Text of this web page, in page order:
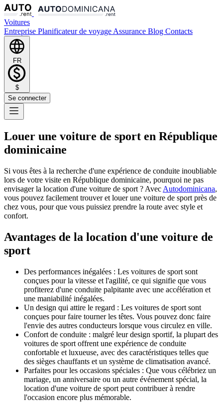
Voitures
Entreprise Planificateur de voyage Assurance Blog Contacts
FR
$
Se connecter
Louer une voiture de sport en République
dominicaine
Si vous êtes à la recherche d'une expérience de conduite inoubliable
lors de votre visite en République dominicaine, pourquoi ne pas
envisager la location d'une voiture de sport ? Avec Autodominicana,
vous pouvez facilement trouver et louer une voiture de sport près de
chez vous, pour que vous puissiez prendre la route avec style et
confort.
Avantages de la location d'une voiture de
sport
Des performances inégalées : Les voitures de sport sont
conçues pour la vitesse et l'agilité, ce qui signifie que vous
profiterez d'une conduite palpitante avec une accélération et
une maniabilité inégalées.
Un design qui attire le regard : Les voitures de sport sont
conçues pour faire tourner les têtes. Vous pouvez donc faire
l'envie des autres conducteurs lorsque vous circulez en ville.
Confort de conduite : malgré leur design sportif, la plupart des
voitures de sport offrent une expérience de conduite
confortable et luxueuse, avec des caractéristiques telles que
des sièges chauffants et un système de climatisation avancé.
Parfaites pour les occasions spéciales : Que vous célébriez un
mariage, un anniversaire ou un autre événement spécial, la
location d'une voiture de sport peut contribuer à rendre
l'occasion encore plus mémorable.